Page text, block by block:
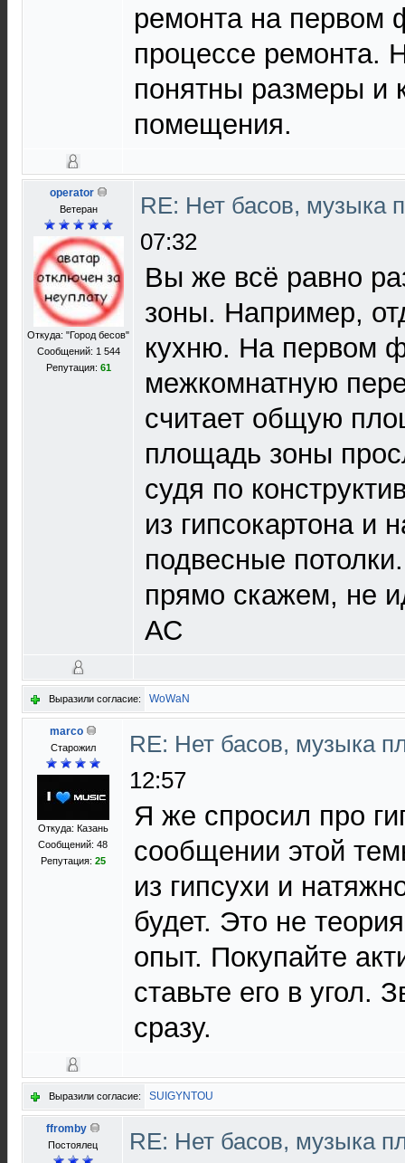
ремонта на первом
процессе ремонта.
понятны размеры и
помещения.
operator
Ветеран
Откуда: "Город бесов"
Сообщений: 1 544
Репутация: 61
RE: Нет басов, музыка
07:32
Вы же всё равно
зоны. Например,
кухню. На первом
межкомнатную
считает общую
площадь зоны
судя по
из гипсокартона и
подвесные
прямо скажем, не
АС
Выразили согласие: WoWaN
marco
Старожил
Откуда: Казань
Сообщений: 48
Репутация: 25
RE: Нет басов, музыка
12:57
Я же спросил про
сообщении этой
из гипсухи и
будет. Это не
опыт. Покупайте
ставьте его в угол.
сразу.
Выразили согласие: SUIGYNTOU
ffromby
Постоялец
RE: Нет басов, музыка